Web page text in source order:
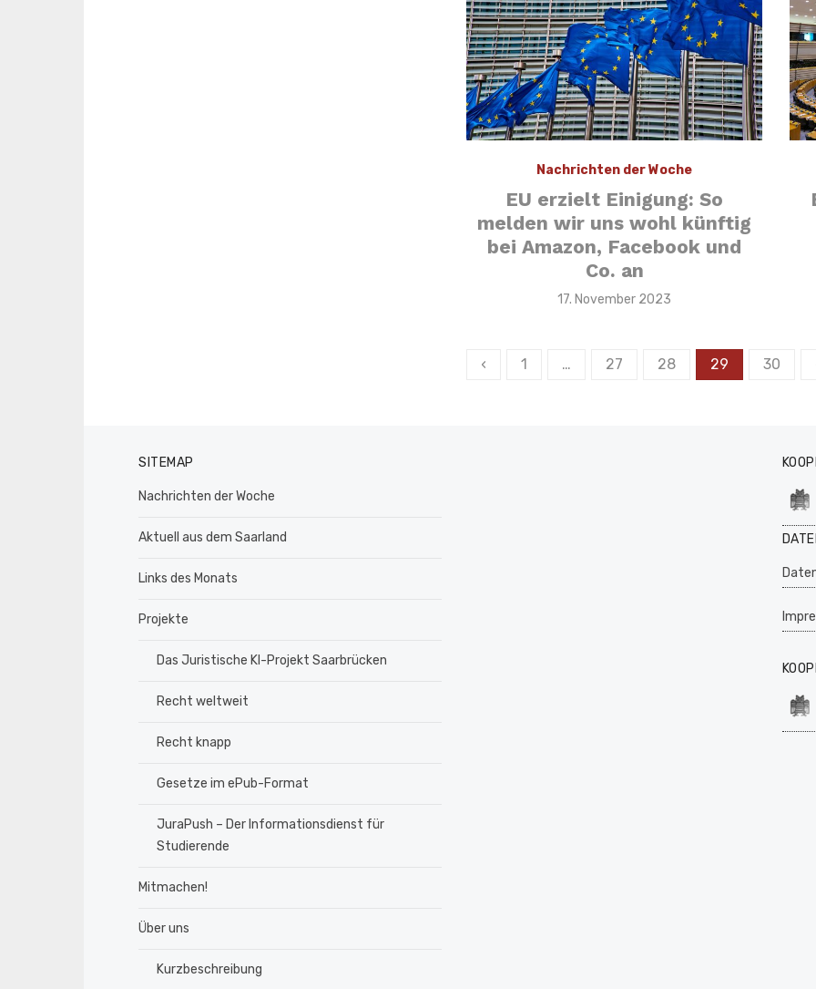
Nachrichten der Woche
EU erzielt Einigung: So
melden wir uns wohl künftig
bei Amazon, Facebook und
Co. an
Veröffentlicht
17. November 2023
Seitennummerierung
‹ 1 … 27 28 29 30
SITEMAP
Nachrichten der Woche
Aktuell aus dem Saarland
Links des Monats
Projekte
Das Juristische KI-Projekt Saarbrücken
Recht weltweit
Recht knapp
Gesetze im ePub-Format
JuraPush – Der Informationsdienst für
Studierende
Mitmachen!
Über uns
Kurzbeschreibung